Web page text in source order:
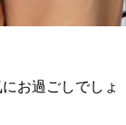
お過ごしでしょ